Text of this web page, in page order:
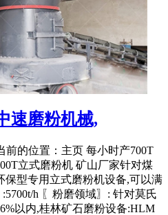
速磨粉机械,
前的位置：主页 每小时产700T
立式磨粉机 矿山厂家针对煤
保型专用立式磨粉机设备,可以满
h 〖粉磨领域〗: 针对莫氏
以内,桂林矿石磨粉设备:HLM